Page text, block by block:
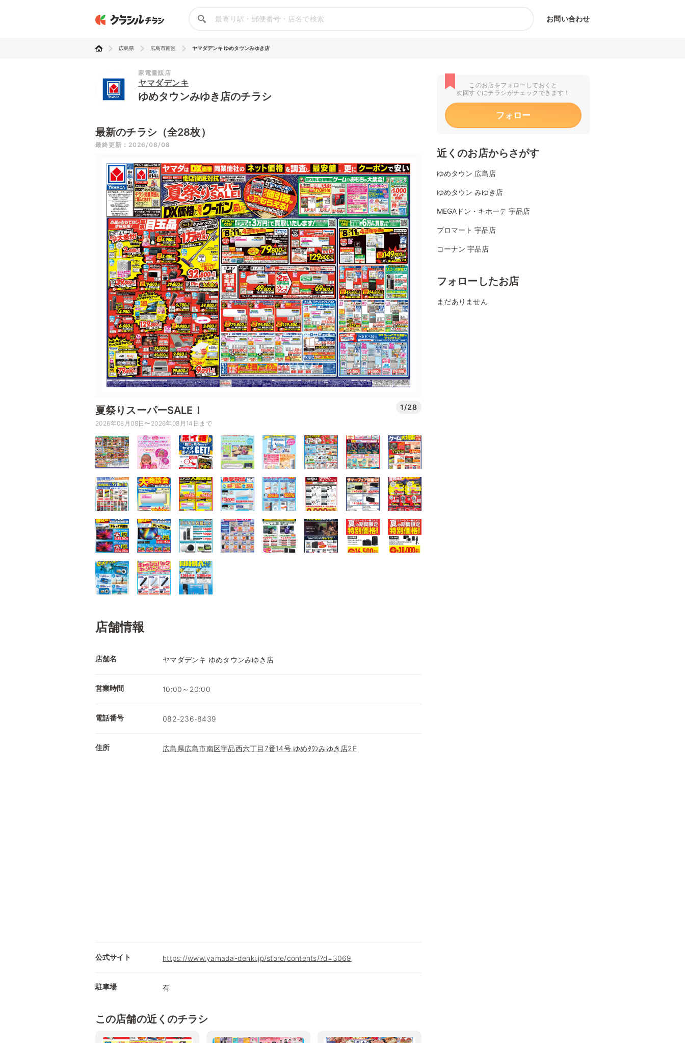
お問い合わせ
広島県 広島市南区 ヤマダデンキ ゆめタウンみゆき店
家電量販店
ヤマダデンキ
ゆめタウンみゆき店のチラシ
最新のチラシ（全28枚）
最終更新：2026/08/08
夏祭りスーパーSALE！ 1/28
2026年08月08日〜2026年08月14日まで
店舗情報
店舗名 ヤマダデンキ ゆめタウンみゆき店
営業時間 10:00～20:00
電話番号 082-236-8439
住所 広島県広島市南区宇品西六丁目7番14号 ゆめﾀｳﾝみゆき店2F
公式サイト https://www.yamada-denki.jp/store/contents/?d=3069
駐車場 有
この店舗の近くのチラシ
このお店をフォローしておくと
次回すぐにチラシがチェックできます！
フォロー
近くのお店からさがす
ゆめタウン 広島店
ゆめタウン みゆき店
MEGAドン・キホーテ 宇品店
プロマート 宇品店
コーナン 宇品店
フォローしたお店
まだありません